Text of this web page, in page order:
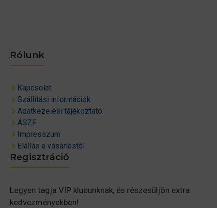
Rólunk
Kapcsolat
Szállítási információk
Adatkezelési tájékoztató
ÁSZF
Impresszum
Elállás a vásárlástól
Regisztráció
Legyen tagja VIP klubunknak, és részesüljön extra
kedvezményekben!